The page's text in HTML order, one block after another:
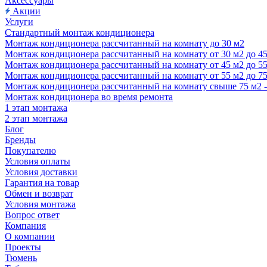
Акции
Услуги
Стандартный монтаж кондиционера
Монтаж кондиционера рассчитанный на комнату до 30 м2
Монтаж кондиционера рассчитанный на комнату от 30 м2 до
Монтаж кондиционера рассчитанный на комнату от 45 м2 до
Монтаж кондиционера рассчитанный на комнату от 55 м2 до
Монтаж кондиционера рассчитанный на комнату свыше 75 м2
Монтаж кондиционера во время ремонта
1 этап монтажа
2 этап монтажа
Блог
Бренды
Покупателю
Условия оплаты
Условия доставки
Гарантия на товар
Обмен и возврат
Условия монтажа
Вопрос ответ
Компания
О компании
Проекты
Тюмень